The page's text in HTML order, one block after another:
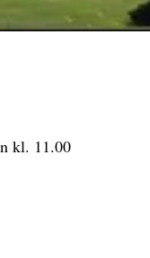
kl. 11.00